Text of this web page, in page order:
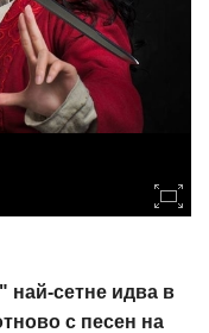
най-сетне идва в
с песен на